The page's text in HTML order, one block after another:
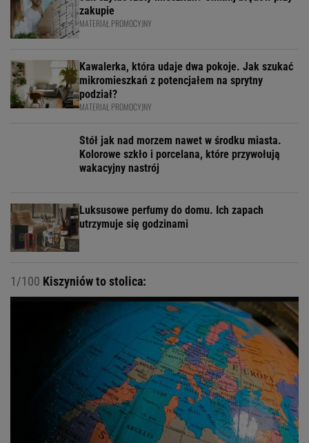
zakupie
MATERIAŁ PROMOCYJNY
Kawalerka, która udaje dwa pokoje. Jak szukać
mikromieszkań z potencjałem na sprytny
podział?
MATERIAŁ PROMOCYJNY
Stół jak nad morzem nawet w środku miasta.
Kolorowe szkło i porcelana, które przywołują
wakacyjny nastrój
Luksusowe perfumy do domu. Ich zapach
utrzymuje się godzinami
1/100 Kiszyniów to stolica: